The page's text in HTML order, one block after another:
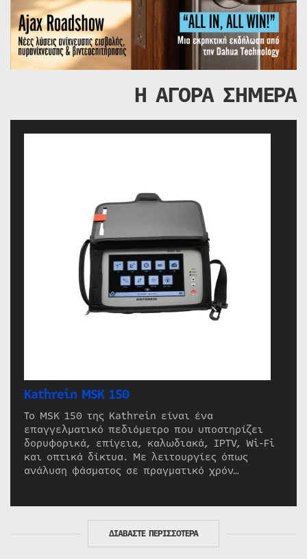
Η ΑΓΟΡΑ ΣΗΜΕΡΑ
Kathrein MSK 150
Το MSK 150 της Kathrein είναι ένα
επαγγελματικό πεδιόμετρο που υποστηρίζει
δορυφορικά, επίγεια, καλωδιακά, IPTV, Wi-Fi
και οπτικά δίκτυα. Με λειτουργίες όπως
ανάλυση φάσματος σε πραγματικό χρόν…
ΔΙΑΒΑΣΤΕ ΠΕΡΙΣΣΟΤΕΡΑ